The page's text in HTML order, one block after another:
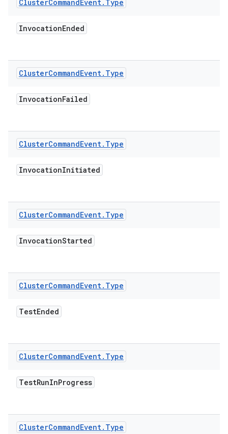
ClusterCommandEvent. Type
InvocationEnded
ClusterCommandEvent. Type
InvocationFailed
ClusterCommandEvent. Type
InvocationInitiated
ClusterCommandEvent. Type
InvocationStarted
ClusterCommandEvent. Type
TestEnded
ClusterCommandEvent. Type
TestRunInProgress
ClusterCommandEvent. Type